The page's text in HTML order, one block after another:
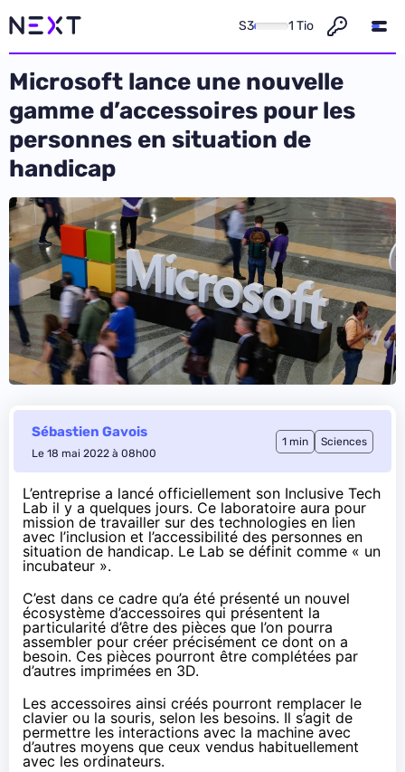
S3 1 Tio
Microsoft lance une nouvelle
gamme d’accessoires pour les
personnes en situation de
handicap
Sébastien Gavois
Le 18 mai 2022 à 08h00
1 min Sciences
L’entreprise a lancé officiellement son Inclusive Tech
Lab il y a quelques jours. Ce laboratoire aura pour
mission de travailler sur des technologies en lien
avec l’inclusion et l’accessibilité des personnes en
situation de handicap. Le Lab se définit comme « un
incubateur ».
C’est dans ce cadre qu’a été présenté un nouvel
écosystème d’accessoires qui présentent la
particularité d’être des pièces que l’on pourra
assembler pour créer précisément ce dont on a
besoin. Ces pièces pourront être complétées par
d’autres imprimées en 3D.
Les accessoires ainsi créés pourront remplacer le
clavier ou la souris, selon les besoins. Il s’agit de
permettre les interactions avec la machine avec
d’autres moyens que ceux vendus habituellement
avec les ordinateurs.